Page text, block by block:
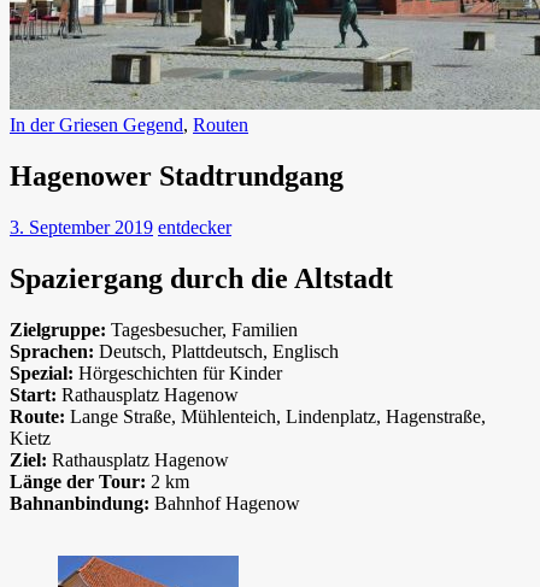
In der Griesen Gegend, Routen
Hagenower Stadtrundgang
3. September 2019 entdecker
Spaziergang durch die Altstadt
Zielgruppe: Tagesbesucher, Familien
Sprachen: Deutsch, Plattdeutsch, Englisch
Spezial: Hörgeschichten für Kinder
Start: Rathausplatz Hagenow
Route: Lange Straße, Mühlenteich, Lindenplatz, Hagenstraße,
Kietz
Ziel: Rathausplatz Hagenow
Länge der Tour: 2 km
Bahnanbindung: Bahnhof Hagenow